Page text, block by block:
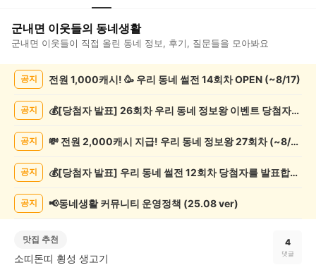
군내면 이웃들의 동네생활
군내면 이웃들이 직접 올린 동네 정보, 후기, 질문들을 모아봐요
공지 전원 1,000캐시! 🥳 우리 동네 썰전 14회차 OPEN (~8/17)
공지 💰[당첨자 발표] 26회차 우리 동네 정보왕 이벤트 당첨자를 발표합니다!
공지 💸 전원 2,000캐시 지급! 우리 동네 정보왕 27회차 (~8/10)
공지 💰[당첨자 발표] 우리 동네 썰전 12회차 당첨자를 발표합니다!
공지 📢동네생활 커뮤니티 운영정책 (25.08 ver)
맛집 추천
소띠돈띠 횡성 생고기
4
댓글